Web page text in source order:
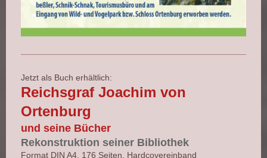
Jetzt als Buch erhältlich:
Reichsgraf Joachim von
Ortenburg
und seine Bücher
Rekonstruktion seiner Bibliothek
Format DIN A4, 176 Seiten, Hardcovereinband